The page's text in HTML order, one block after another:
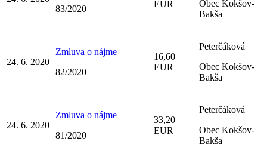
83/2020
EUR
Obec Kokšov-
Bakša
24. 6. 2020
Zmluva o nájme
82/2020
16,60
EUR
Peterčáková
Obec Kokšov-
Bakša
24. 6. 2020
Zmluva o nájme
81/2020
33,20
EUR
Peterčáková
Obec Kokšov-
Bakša